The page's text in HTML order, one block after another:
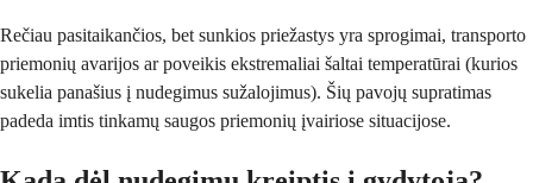
Rečiau pasitaikančios, bet sunkios priežastys yra sprogimai, transporto
priemonių avarijos ar poveikis ekstremaliai šaltai temperatūrai (kurios
sukelia panašius į nudegimus sužalojimus). Šių pavojų supratimas
padeda imtis tinkamų saugos priemonių įvairiose situacijose.